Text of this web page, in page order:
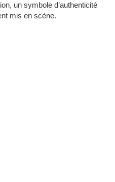
un symbole d’authenticité
mis en scène.